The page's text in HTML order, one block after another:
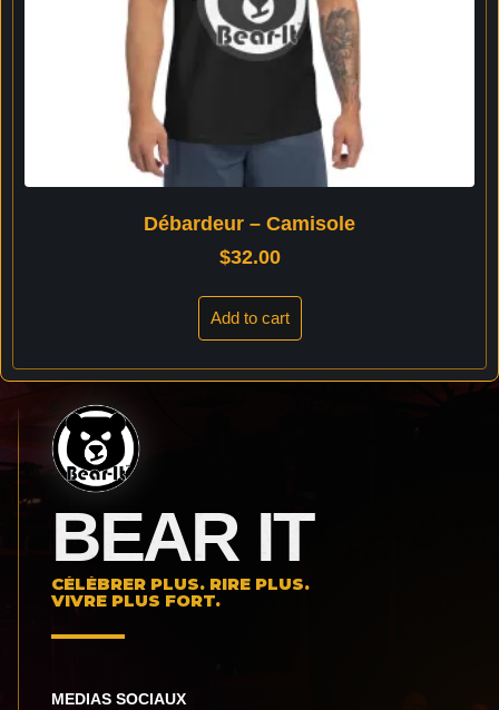
Débardeur – Camisole
$32.00
Add to cart
BEAR IT
CÉLÉBRER PLUS. RIRE PLUS.
VIVRE PLUS FORT.
MEDIAS SOCIAUX